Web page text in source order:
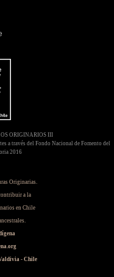
ORIGINARIOS III
a través del Fondo Nacional de Fomento del
2016
Originarias.
a la
en Chile
- Chile